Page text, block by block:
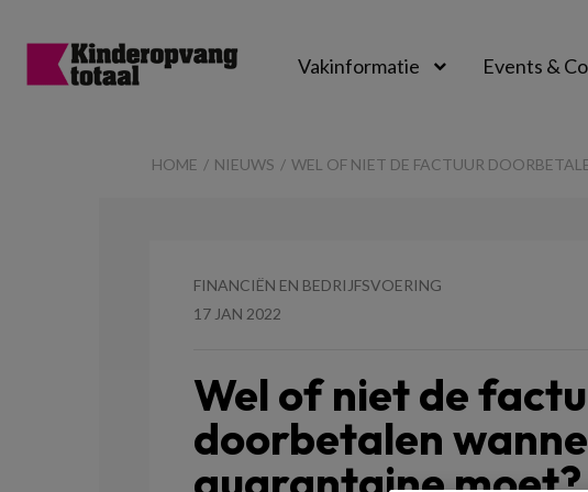
Vakinformatie Events &
HOME NIEUWS WEL OF NIET DE FACTUUR
FINANCIËN EN BEDRIJFSVOERING
17 JAN 2022
Wel of niet de
doorbetalen